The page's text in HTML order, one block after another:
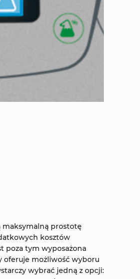
prostotę
kosztów
poza tym wyposażona
oferuje możliwość wyboru
wybrać jedną z opcji: